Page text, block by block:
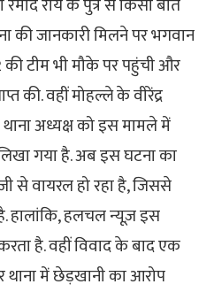
राय के पुत्र से किसी बात
की जानकारी मिलने पर भगवान
की टीम भी मौके पर पहुंची और
की. वहीं मोहल्ले के वीरेंद्र
थाना अध्यक्ष को इस मामले में
गया है. अब इस घटना का
से वायरल हो रहा है, जिससे
हालांकि, हलचल न्यूज़ इस
है. वहीं विवाद के बाद एक
थाना में छेड़खानी का आरोप